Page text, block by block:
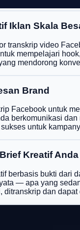
Iklan Skala
transkrip video
mempelajari
mendorong
Brand
Facebook untuk
berkomunikasi
untuk
Kreatif Anda
berbasis bukti dari
— apa yang
ditranskrip dan dapat